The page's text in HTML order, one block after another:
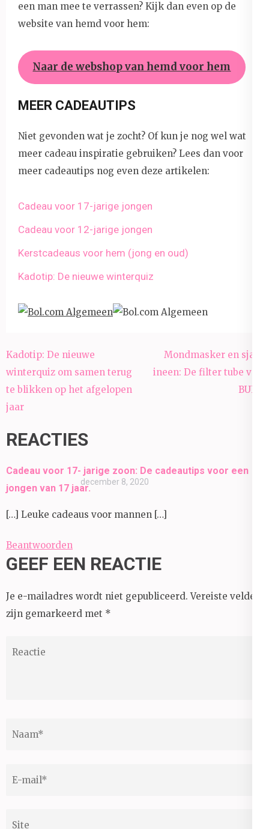
een man mee te verrassen? Kijk dan even op de
website van hemd voor hem:
Naar de webshop van hemd voor hem
MEER CADEAUTIPS
Niet gevonden wat je zocht? Of kun je nog wel wat
meer cadeau inspiratie gebruiken? Lees dan voor
meer cadeautips nog even deze artikelen:
Cadeau voor 17-jarige jongen
Cadeau voor 12-jarige jongen
Kerstcadeaus voor hem (jong en oud)
Kadotip: De nieuwe winterquiz
Bericht
navigatie
Kadotip: De nieuwe
winterquiz om samen terug
te blikken op het afgelopen
jaar
Mondmasker en sjaal
ineen: De filter tube van
BUFF
REACTIES
Cadeau voor 17- jarige zoon: De cadeautips voor een
jongen van 17 jaar.
december 8, 2020
[…] Leuke cadeaus voor mannen […]
Beantwoorden
GEEF EEN REACTIE
Je e-mailadres wordt niet gepubliceerd. Vereiste velden
zijn gemarkeerd met *